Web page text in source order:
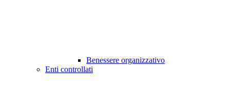
Benessere organizzativo
Enti controllati